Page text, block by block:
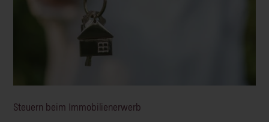
Steuern beim Immobilienerwerb